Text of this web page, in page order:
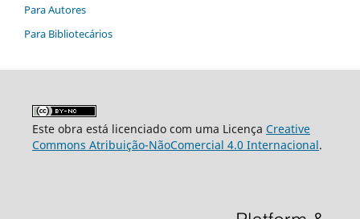
Para Autores
Para Bibliotecários
Este obra está licenciado com uma Licença Creative
Commons Atribuição-NãoComercial 4.0 Internacional.